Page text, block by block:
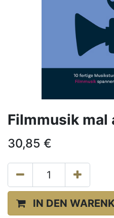
Filmmusik mal
30,85 €
IN DEN